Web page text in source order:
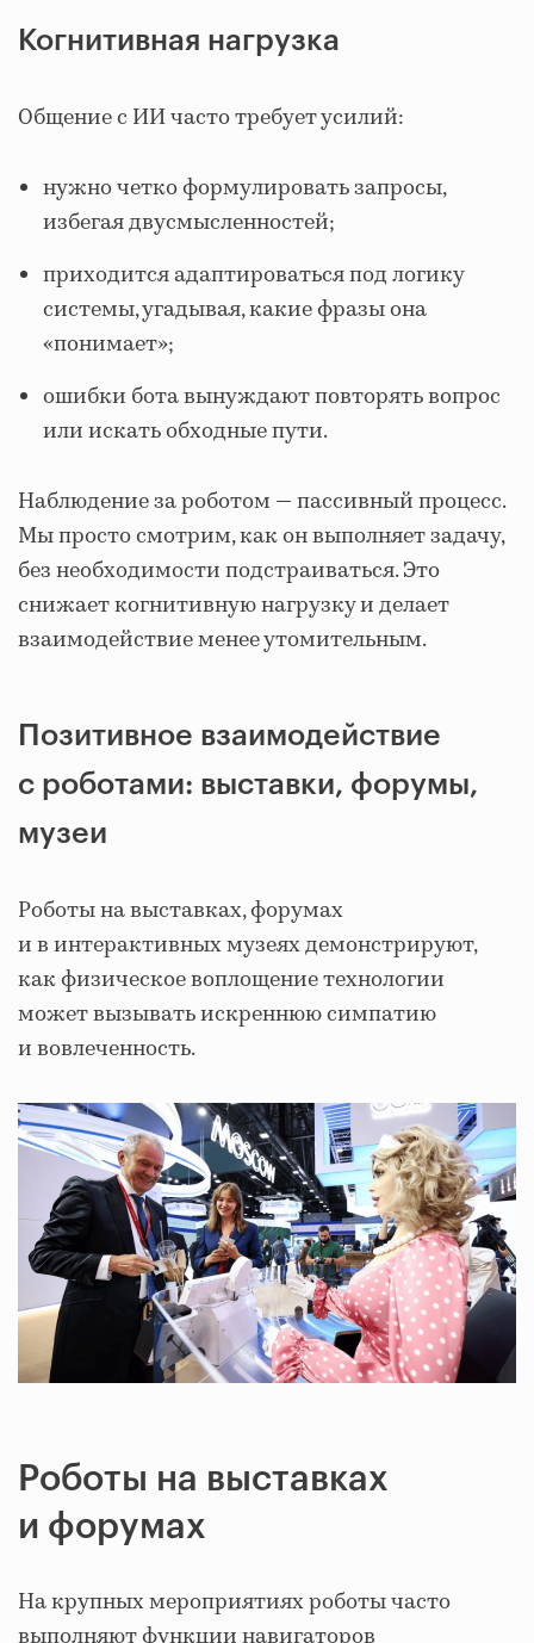
Когнитивная нагрузка
Общение с ИИ часто требует усилий:
нужно четко формулировать запросы,
избегая двусмысленностей;
приходится адаптироваться под логику
системы, угадывая, какие фразы она
«понимает»;
ошибки бота вынуждают повторять вопрос
или искать обходные пути.
Наблюдение за роботом — пассивный процесс.
Мы просто смотрим, как он выполняет задачу,
без необходимости подстраиваться. Это
снижает когнитивную нагрузку и делает
взаимодействие менее утомительным.
Позитивное взаимодействие
с роботами: выставки, форумы,
музеи
Роботы на выставках, форумах
и в интерактивных музеях демонстрируют,
как физическое воплощение технологии
может вызывать искреннюю симпатию
и вовлеченность.
Роботы на выставках
и форумах
На крупных мероприятиях роботы часто